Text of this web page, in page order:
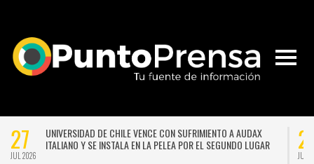
27
JUL 2026
UNIVERSIDAD DE CHILE VENCE CON SUFRIMIENTO A AUDAX
ITALIANO Y SE INSTALA EN LA PELEA POR EL SEGUNDO LUGAR
JUL